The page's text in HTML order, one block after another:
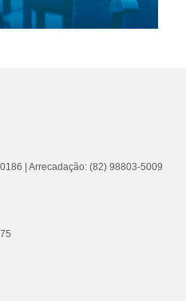
| Arrecadação: (82) 98803-5009